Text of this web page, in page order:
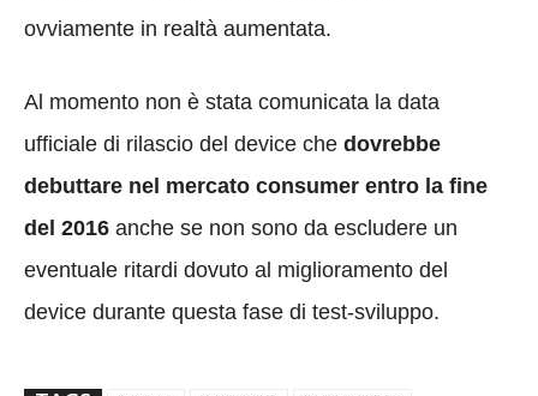
ovviamente in realtà aumentata.
Al momento non è stata comunicata la data
ufficiale di rilascio del device che dovrebbe
debuttare nel mercato consumer entro la fine
del 2016 anche se non sono da escludere un
eventuale ritardi dovuto al miglioramento del
device durante questa fase di test-sviluppo.